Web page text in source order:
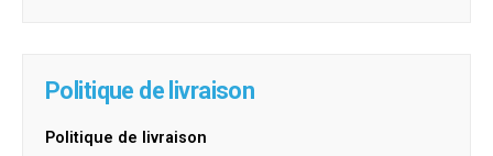
Politique de livraison
Politique de livraison